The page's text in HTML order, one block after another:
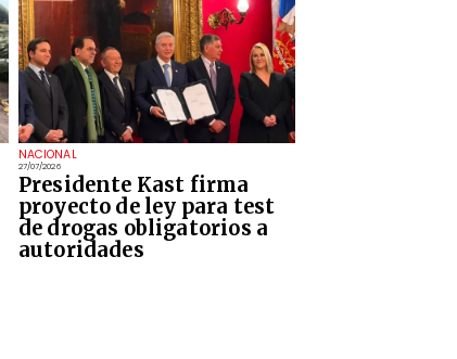
NACIONAL
27/07/2026
Presidente Kast firma
proyecto de ley para test
de drogas obligatorios a
autoridades